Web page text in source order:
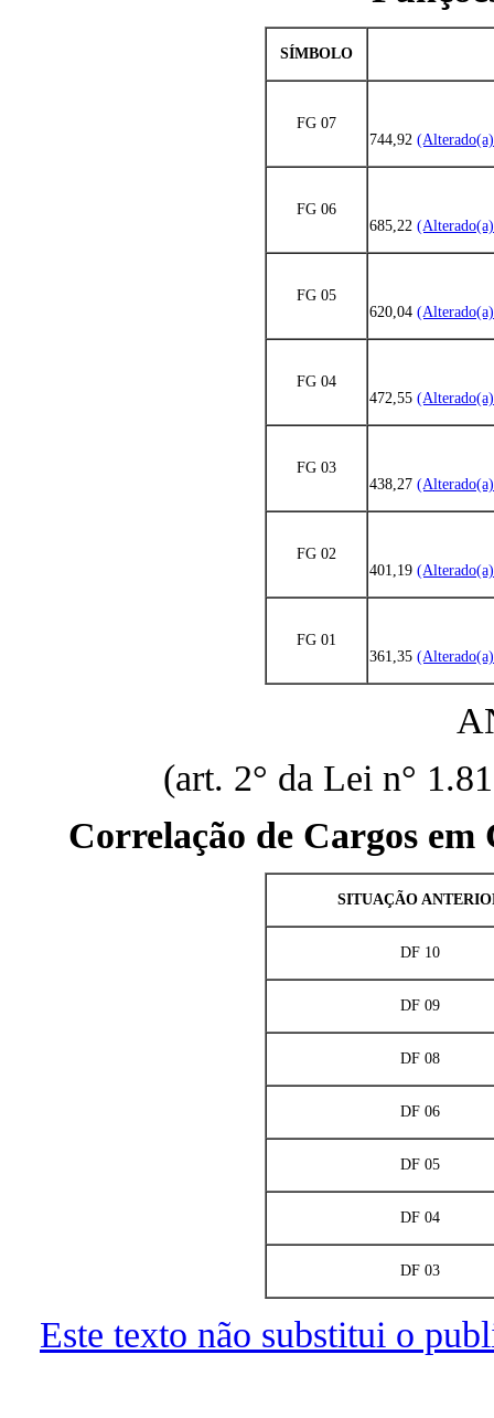
SÍMBOLO
FG 07
744,92
FG 06
685,22
FG 05
620,04
FG 04
472,55
FG 03
438,27
FG 02
401,19
FG 01
361,35
(art. 2° da Lei n°
Correlação de Cargos em
SITUAÇÃO
DF 10
DF 09
DF 08
DF 06
DF 05
DF 04
DF 03
Este texto não substitui o